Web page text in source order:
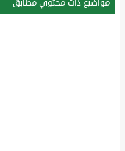
مواضيع ذات محتوي مطابق